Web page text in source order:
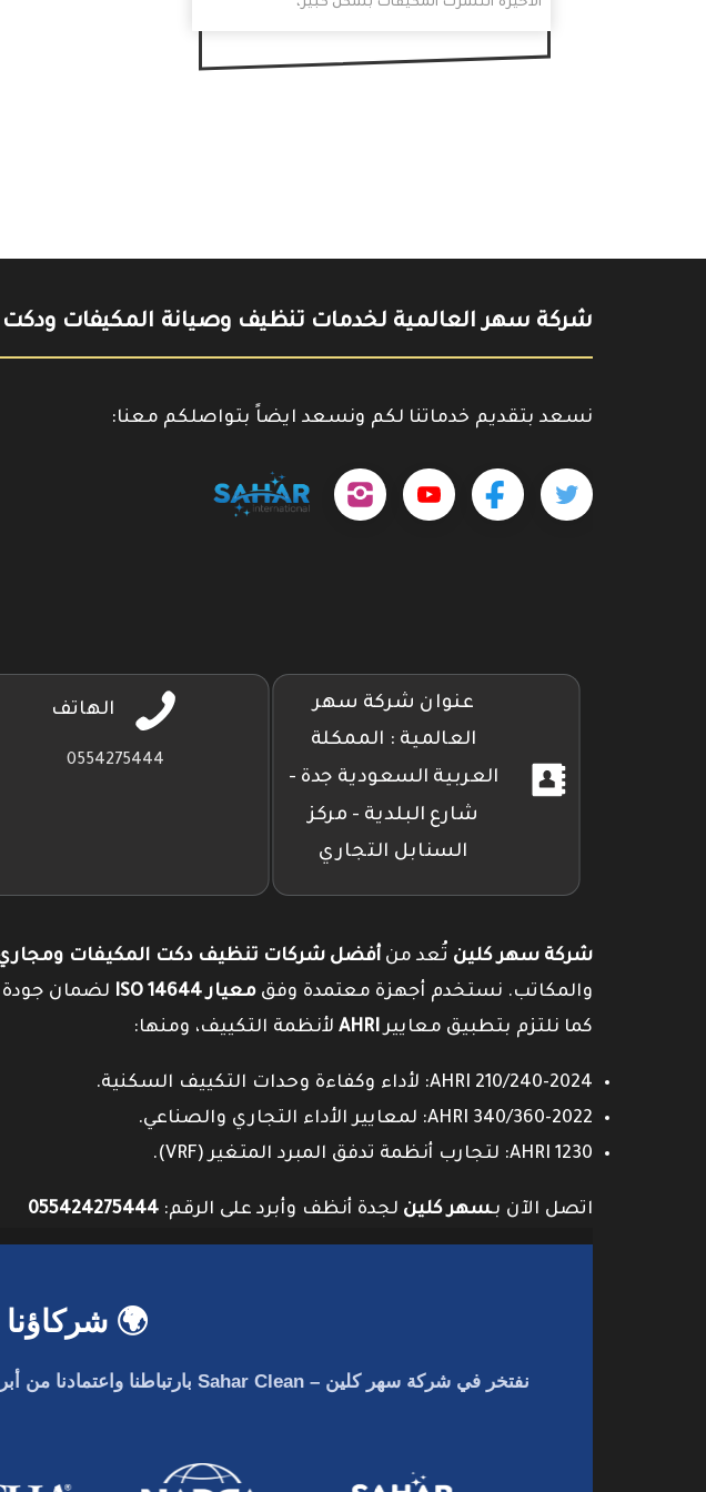
الأخيرة انتشرت المكيّفات بشكل كبير،
شركة سهر العالمية لخدمات تنظيف وصيانة المكيفات ودكت
نسعد بتقديم خدماتنا لكم ونسعد ايضاً بتواصلكم معنا:
تابعنا تابعنا https://www.youtube.com/@sahar4046
تابعنا
عنوان شركة سهر
العالمية : الممكلة
العربية السعودية جدة -
شارع البلدية - مركز
السنابل التجاري
الهاتف
0554275444
شركة سهر كلين تُعد من أفضل شركات تنظيف دكت المكيفات ومجاري
والمكاتب. نستخدم أجهزة معتمدة وفق معيار ISO 14644
لضمان جودة
كما نلتزم بتطبيق معاييرAHRI لأنظمة التكييف، ومنها:
AHRI 210/240-2024: لأداء وكفاءة وحدات التكييف السكنية.
AHRI 340/360-2022: لمعايير الأداء التجاري والصناعي.
AHRI 1230: لتجارب أنظمة تدفق المبرد المتغير (VRF).
اتصل الآن بـسهر كلين لجدة أنظف وأبرد على الرقم: 055424275444
🌍 شركاؤنا
نفتخر فيشركة سهر كلين – Sahar Clean بارتباطنا واعتمادنا من